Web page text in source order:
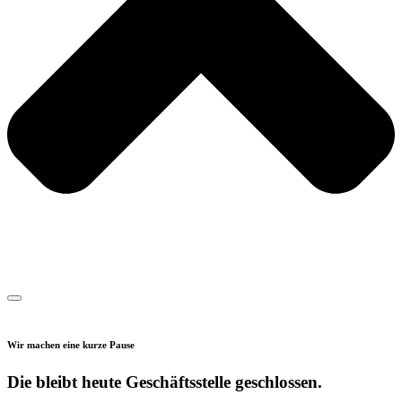
Wir machen eine kurze Pause
Die bleibt heute Geschäftsstelle geschlossen.